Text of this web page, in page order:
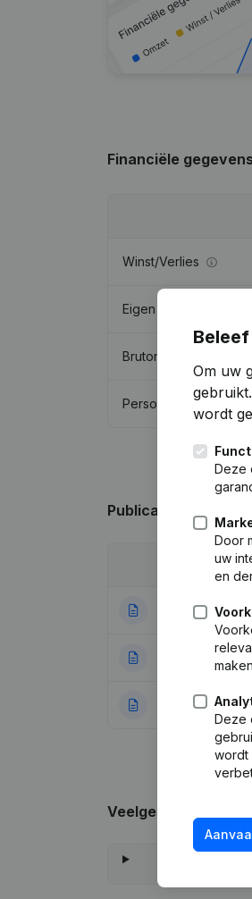
Financiële gegevens
Winst/Verlies
Eigen vermogen
Brutomarge
Personeel
Publicaties
24-12-2024
16-01-2023
04-07-2022
Veelgestelde vragen
Om uw
gebruikt.
wordt
Deze
Door
uw
en
Deze
wordt